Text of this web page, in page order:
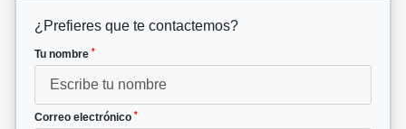
¿Prefieres que te contactemos?
Tu nombre *
Correo electrónico *